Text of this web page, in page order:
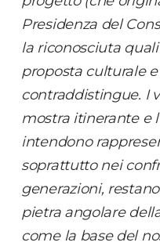
Presidenza del
la riconosciuta
proposta culturale
contraddistingue. I
mostra itinerante e
intendono
soprattutto nei
generazioni,
pietra angolare
come la base del